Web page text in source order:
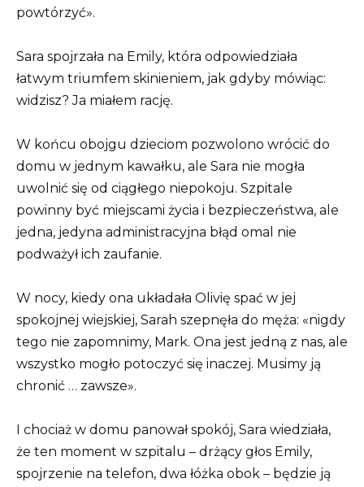
powtórzyć».
Sara spojrzała na Emily, która odpowiedziała
łatwym triumfem skinieniem, jak gdyby mówiąc:
widzisz? Ja miałem rację.
W końcu obojgu dzieciom pozwolono wrócić do
domu w jednym kawałku, ale Sara nie mogła
uwolnić się od ciągłego niepokoju. Szpitale
powinny być miejscami życia i bezpieczeństwa, ale
jedna, jedyna administracyjna błąd omal nie
podważył ich zaufanie.
W nocy, kiedy ona układała Olivię spać w jej
spokojnej wiejskiej, Sarah szepnęła do męża: «nigdy
tego nie zapomnimy, Mark. Ona jest jedną z nas, ale
wszystko mogło potoczyć się inaczej. Musimy ją
chronić … zawsze».
I chociaż w domu panował spokój, Sara wiedziała,
że ten moment w szpitalu – drżący głos Emily,
spojrzenie na telefon, dwa łóżka obok – będzie ją